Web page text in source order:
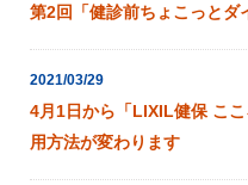
第2回「健診前ちょこっとダ
2021/03/29
4月1日から「LIXIL健保 こ
用方法が変わります